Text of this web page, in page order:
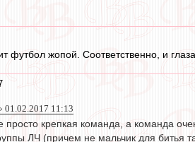
футбол жопой. Соответственно, и
01.02.2017 11:13
крепкая команда, а команда
ЛЧ (причем не мальчик для битья